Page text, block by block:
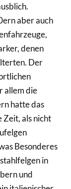
aber auch
denen
Der
allem die
hatte das
Zeit, als nicht
Besonderes
in
und